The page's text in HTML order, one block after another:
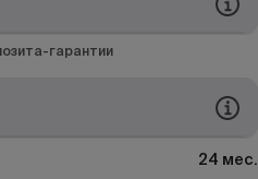
гарантии
24 мес.